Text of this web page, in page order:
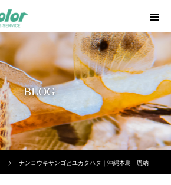
BLOG
ナンヨウキサンゴとユカタハタ｜沖縄本島 恩納